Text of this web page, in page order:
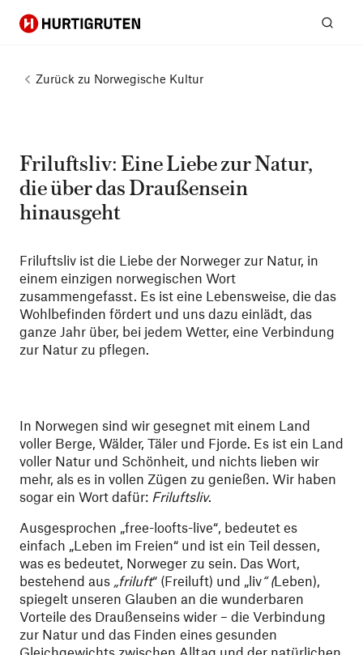
Hurtigruten
Zurück zu Norwegische Kultur
Friluftsliv: Eine Liebe zur Natur,
die über das Draußensein
hinausgeht
Friluftsliv ist die Liebe der Norweger zur Natur, in
einem einzigen norwegischen Wort
zusammengefasst. Es ist eine Lebensweise, die das
Wohlbefinden fördert und uns dazu einlädt, das
ganze Jahr über, bei jedem Wetter, eine Verbindung
zur Natur zu pflegen.
In Norwegen sind wir gesegnet mit einem Land
voller Berge, Wälder, Täler und Fjorde. Es ist ein Land
voller Natur und Schönheit, und nichts lieben wir
mehr, als es in vollen Zügen zu genießen. Wir haben
sogar ein Wort dafür: Friluftsliv.
Ausgesprochen „free-loofts-live“, bedeutet es
einfach „Leben im Freien“ und ist ein Teil dessen,
was es bedeutet, Norweger zu sein. Das Wort,
bestehend aus „friluft“ (Freiluft) und „liv“ (Leben),
spiegelt unseren Glauben an die wunderbaren
Vorteile des Draußenseins wider – die Verbindung
zur Natur und das Finden eines gesunden
Gleichgewichts zwischen Alltag und der natürlichen